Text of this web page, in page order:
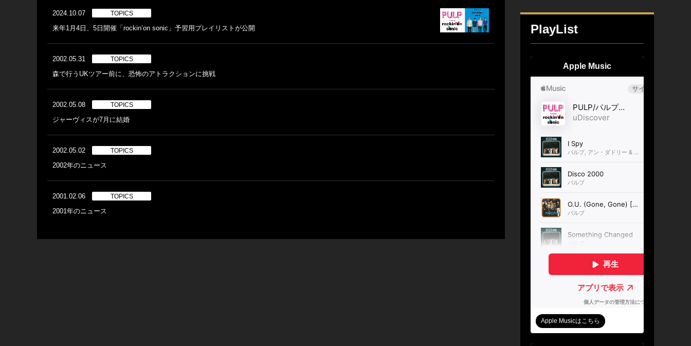
2024.10.07 TOPICS
来年1月4日、5日開催「rockin’on sonic」予習用プレイリストが公開
2002.05.31 TOPICS
森で行うUKツアー前に、恐怖のアトラクションに挑戦
2002.05.08 TOPICS
ジャーヴィスが7月に結婚
2002.05.02 TOPICS
2002年のニュース
2001.02.06 TOPICS
2001年のニュース
PlayList
Apple Music
Apple Musicはこちら